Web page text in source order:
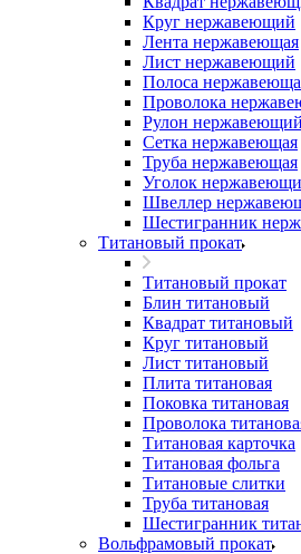
Круг нержавеющий
Лента нержавеющая
Лист нержавеющий
Полоса
Проволока
Рулон нержавеющий
Сетка нержавеющая
Труба нержавеющая
Уголок
Швеллер
Шестигранник
Титановый прокат
Титановый прокат
Блин титановый
Квадрат титановый
Круг титановый
Лист титановый
Плита титановая
Поковка титановая
Проволока
Титановая карточка
Титановая фольга
Титановые слитки
Труба титановая
Шестигранник
Вольфрамовый прокат